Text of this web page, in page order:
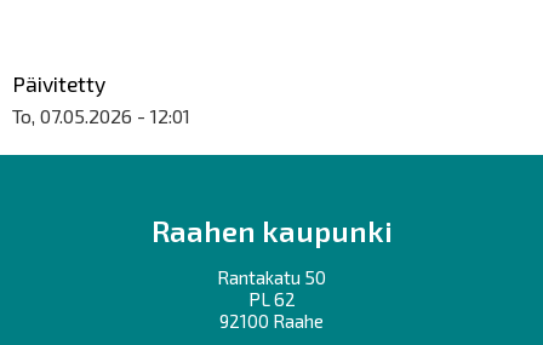
Päivitetty
To, 07.05.2026 - 12:01
Raahen kaupunki
Rantakatu 50
PL 62
92100 Raahe